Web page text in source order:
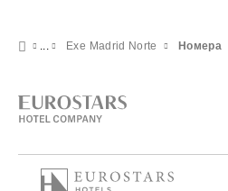
Exe Madrid Norte Номера